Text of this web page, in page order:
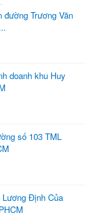
đường Trương Văn
doanh khu Huy
số 103 TML
Định Của